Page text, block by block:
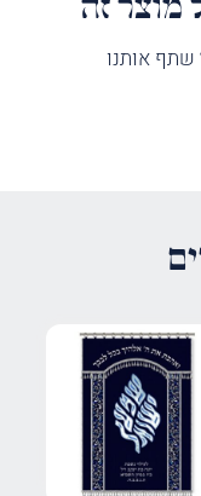
מוצר זה
שתף אותנו